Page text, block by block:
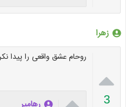
زھرا

3
روحام عشق واقعی را پیدا